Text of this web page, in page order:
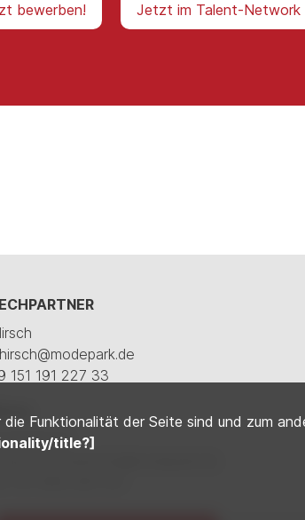
bewerben! Jetzt im Talent-Network
151 191 227 33
Funktionalität der Seite sind und zum
title?]